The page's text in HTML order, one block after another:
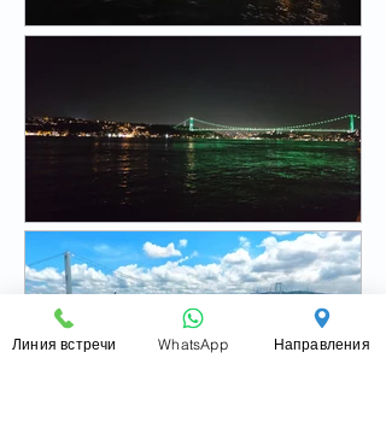
Линия встречи WhatsApp Направления